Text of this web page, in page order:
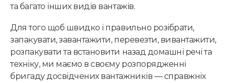
та багато інших видів вантажів.
Для того щоб швидко і правильно розібрати,
запакувати, завантажити, перевезти, вивантажити,
розпакувати та встановити назад домашні речі та
техніку, ми маємо в своєму розпорядженні
бригаду досвідчених вантажників — справжніх